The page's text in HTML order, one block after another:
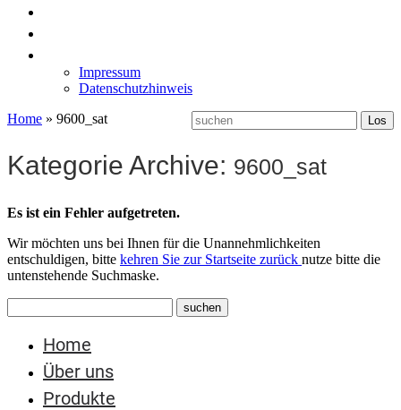
Impressum
Datenschutzhinweis
Home » 9600_sat
Kategorie Archive: 9600_sat
Es ist ein Fehler aufgetreten.
Wir möchten uns bei Ihnen für die Unannehmlichkeiten
entschuldigen, bitte kehren Sie zur Startseite zurück nutze bitte die
untenstehende Suchmaske.
Home
Über uns
Produkte